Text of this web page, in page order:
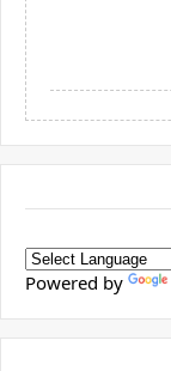
Powered by